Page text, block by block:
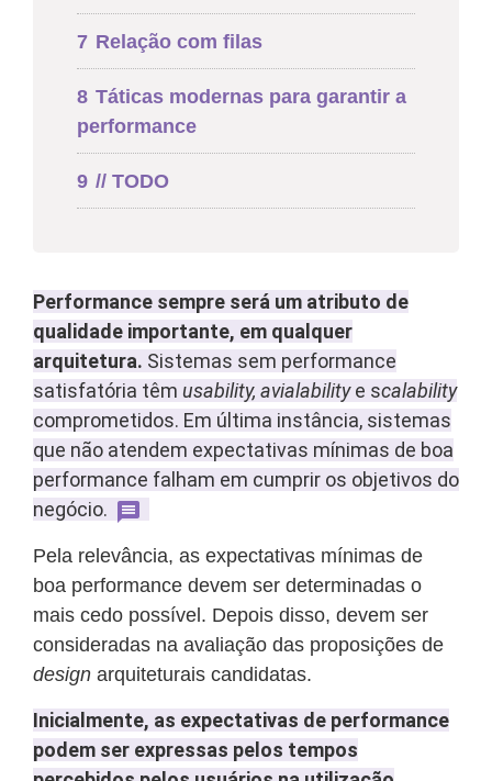
7 Relação com filas
8 Táticas modernas para garantir a
performance
9 // TODO
Performance sempre será um atributo de
qualidade importante, em qualquer
arquitetura. Sistemas sem performance
satisfatória têm usability, avialabilitye scalability
comprometidos. Em última instância, sistemas
que não atendem expectativas mínimas de boa
performance falham em cumprir os objetivos do
negócio.
Pela relevância, as expectativas mínimas de
boa performance devem ser determinadas o
mais cedo possível. Depois disso, devem ser
consideradas na avaliação das proposições de
design arquiteturais candidatas.
Inicialmente, as expectativas de performance
podem ser expressas pelos tempos